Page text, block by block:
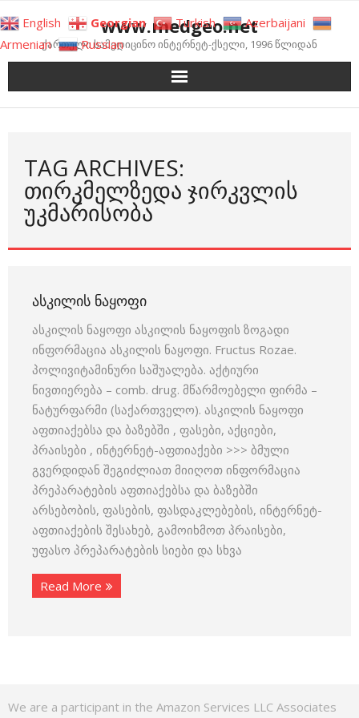
to
content
www.medgeo.net
ქართული სამედიცინო ინტერნეტ-ქსელი, 1996 წლიდან
TAG ARCHIVES:
ᲗᲘᲠᲙᲛᲔᲚᲖᲔᲓᲐ ᲯᲘᲠᲙᲕᲚᲘᲡ
ᲣᲙᲛᲐᲠᲘᲡᲝᲑᲐ
ᲐᲡᲙᲘᲚᲘᲡ ᲜᲐᲧᲝᲤᲘ
ასკილის ნაყოფი ასკილის ნაყოფის ზოგადი
ინფორმაცია ასკილის ნაყოფი. Fructus Rozae.
პოლივიტამინური საშუალება. აქტიური
ნივთიერება – comb. drug. მწარმოებელი ფირმა –
ნატურფარმი (საქართველო). ასკილის ნაყოფი
აფთიაქებსა და ბაზებში , ფასები, აქციები,
პრაისები , ინტერნეტ-აფთიაქები >>> ბმული
გვერდიდან შეგიძლიათ მიიღოთ ინფორმაცია
პრეპარატების აფთიაქებსა და ბაზებში
არსებობის, ფასების, ფასდაკლებების, ინტერნეტ-
აფთიაქების შესახებ, გამოიხმოთ პრაისები,
უფასო პრეპარატების სიები და სხვა
Read More
We are a participant in the Amazon Services LLC Associates
English Georgian Turkish
Azerbaijani
Armenian
Russian